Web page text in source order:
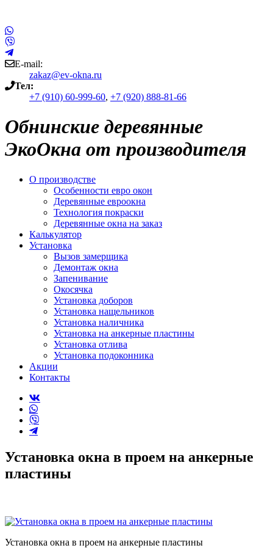
E-mail:
zakaz@ev-okna.ru
Тел:
+7 (910) 60-999-60, +7 (920) 888-81-66
Обнинские деревянные
ЭкоОкна от производителя
О производстве
Особенности евро окон
Деревянные евроокна
Технология покраски
Деревянные окна на заказ
Калькулятор
Установка
Вызов замерщика
Демонтаж окна
Запенивание
Окосячка
Установка доборов
Установка нащельников
Установка наличника
Установка на анкерные пластины
Установка отлива
Установка подоконника
Акции
Контакты
Установка окна в проем на анкерные
пластины
Установка окна в проем на анкерные пластины